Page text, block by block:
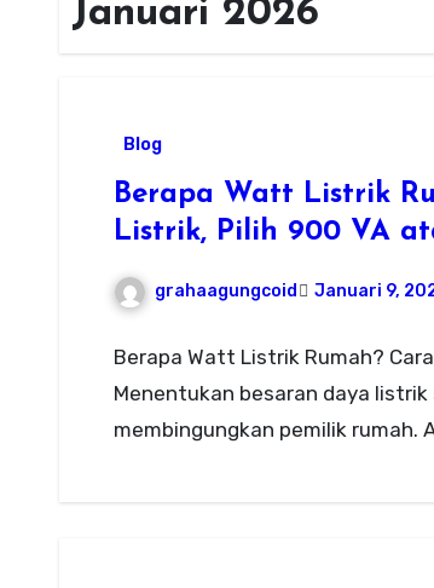
Januari 2026
Blog
Berapa Watt Listrik
Listrik, Pilih 900 VA
grahaagungcoid Januari 9,
Berapa Watt Listrik Rumah?
Menentukan besaran daya
membingungkan pemilik rumah.